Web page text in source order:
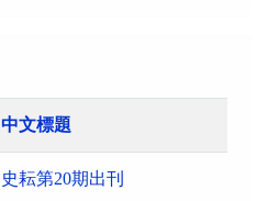
中文標題
史耘第20期出刊